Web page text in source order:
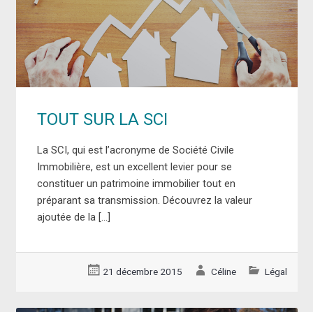
TOUT SUR LA SCI
La SCI, qui est l’acronyme de Société Civile
Immobilière, est un excellent levier pour se
constituer un patrimoine immobilier tout en
préparant sa transmission. Découvrez la valeur
ajoutée de la […]
21 décembre 2015 Céline Légal